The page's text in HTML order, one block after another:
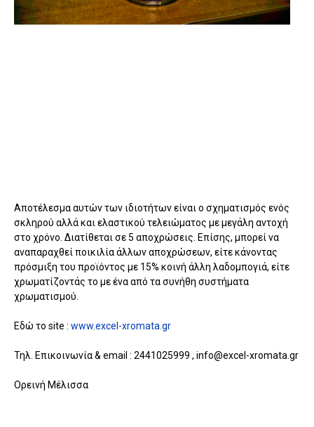
Αποτέλεσμα αυτών των ιδιοτήτων είναι ο σχηματισμός ενός
σκληρού αλλά και ελαστικού τελειώματος με μεγάλη αντοχή
στο χρόνο. Διατίθεται σε 5 αποχρώσεις. Επίσης, μπορεί να
αναπαραχθεί ποικιλία άλλων αποχρώσεων, είτε κάνοντας
πρόσμιξη του προϊόντος με 15% κοινή άλλη λαδομπογιά, είτε
χρωματίζοντάς το με ένα από τα συνήθη συστήματα
χρωματισμού.
Εδώ το site : www.excel-xromata.gr
Τηλ. Επικοινωνία & email : 2441025999 , info@excel-xromata.gr
Ορεινή Μέλισσα